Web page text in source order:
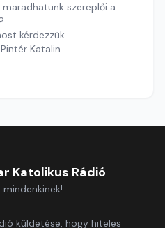
szereplői a
kérdezzük.
Katalin
Katolikus Rádió
mindenkinek!
küldetése, hogy hiteles